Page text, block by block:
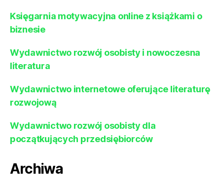
Księgarnia motywacyjna online z książkami o
biznesie
Wydawnictwo rozwój osobisty i nowoczesna
literatura
Wydawnictwo internetowe oferujące literaturę
rozwojową
Wydawnictwo rozwój osobisty dla
początkujących przedsiębiorców
Archiwa